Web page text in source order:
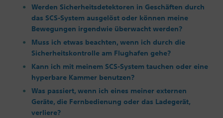
Werden Sicherheitsdetektoren in Geschäften durch
das SCS-System ausgelöst oder können meine
Bewegungen irgendwie überwacht werden?
Muss ich etwas beachten, wenn ich durch die
Sicherheitskontrolle am Flughafen gehe?
Kann ich mit meinem SCS-System tauchen oder eine
hyperbare Kammer benutzen?
Was passiert, wenn ich eines meiner externen
Geräte, die Fernbedienung oder das Ladegerät,
verliere?